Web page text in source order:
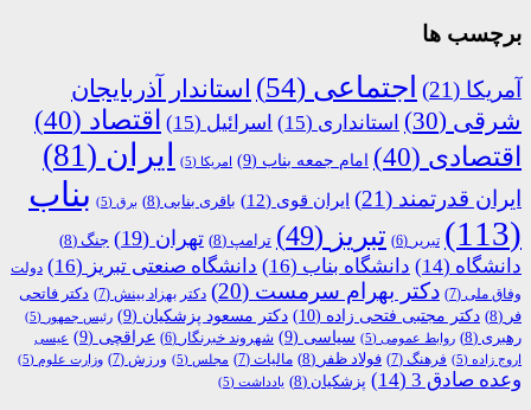
برچسب ها
آمریکا (21) اجتماعی (54)
استاندار آذربایجان
شرقی (30) استانداری (15) اسرائیل (15) اقتصاد (40)
اقتصادی (40) امام جمعه بناب (9) امریکا (5) ایران (81)
ایران قدرتمند (21) ایران قوی (12) باقری بنابی (8) برق (5)
بناب
(113)
تبریر (6) تبریز (49) ترامپ (8) تهران (19) جنگ (8)
دانشگاه (14) دانشگاه بناب (16) دانشگاه صنعتی تبریز (16)
دولت
وفاق ملی (7) دکتر بهرام سرمست (20) دکتر بهزاد بینش (7)
دکتر فاتحی
فر (8) دکتر مجتبی فتحی زاده (10) دکتر مسعود پزشکیان (9) رئیس جمهور (5)
رهبری (8) روابط عمومی (5) سیاسی (9) شهروند خبرنگار (6) عراقچی (9)
عیسی
اروج زاده (5) فرهنگ (7) فولاد ظفر (8) مالیات (7) مجلس (5) ورزش (7) وزارت علوم (5)
وعده صادق 3 (14) پزشکیان (8) یادداشت (5)